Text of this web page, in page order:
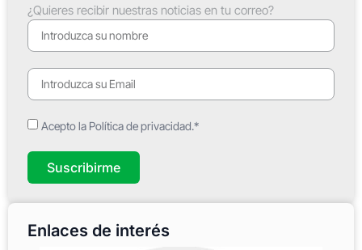
¿Quieres recibir nuestras noticias en tu correo?
Acepto la Política de privacidad.*
Suscribirme
Enlaces de interés